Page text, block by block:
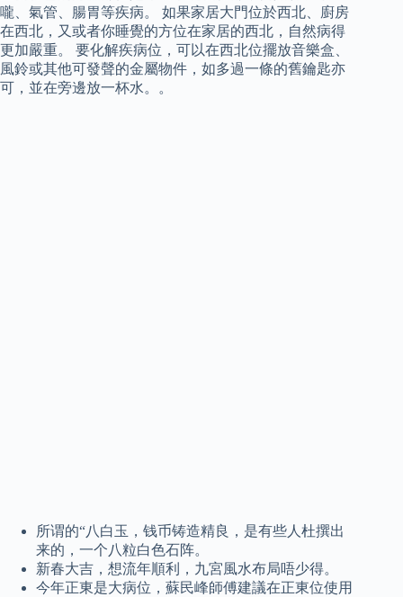
嚨、氣管、腸胃等疾病。 如果家居大門位於西北、廚房
在西北，又或者你睡覺的方位在家居的西北，自然病得
更加嚴重。 要化解疾病位，可以在西北位擺放音樂盒、
風鈴或其他可發聲的金屬物件，如多過一條的舊鑰匙亦
可，並在旁邊放一杯水。。
所谓的“八白玉，钱币铸造精良，是有些人杜撰出
来的，一个八粒白色石阵。
新春大吉，想流年順利，九宮風水布局唔少得。
今年正東是大病位，蘇民峰師傅建議在正東位使用